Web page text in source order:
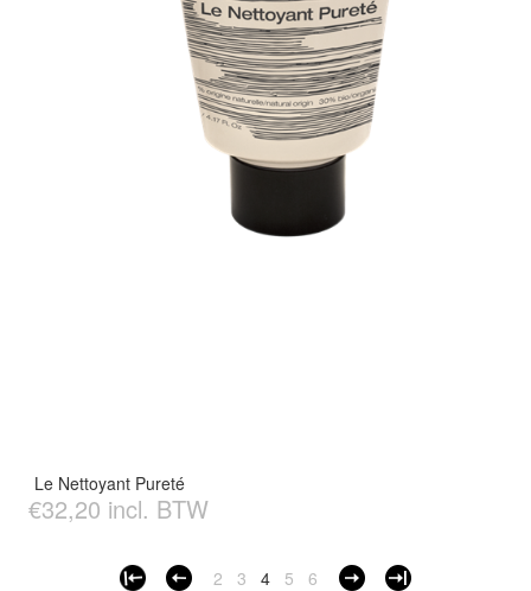
Le Nettoyant Pureté
€32,20 incl. BTW
2 3 4 5 6